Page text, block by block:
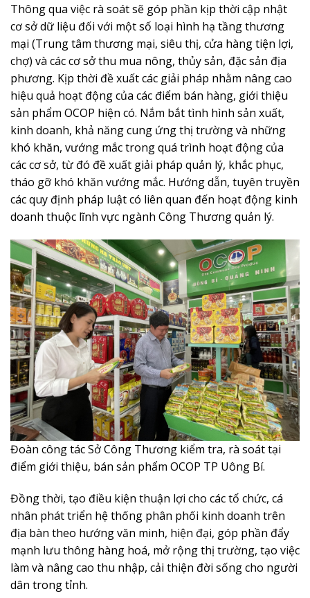
Thông qua việc rà soát sẽ góp phần kịp thời cập nhật
cơ sở dữ liệu đối với một số loại hình hạ tầng thương
mại (Trung tâm thương mại, siêu thị, cửa hàng tiện lợi,
chợ) và các cơ sở thu mua nông, thủy sản, đặc sản địa
phương. Kịp thời đề xuất các giải pháp nhằm nâng cao
hiệu quả hoạt động của các điểm bán hàng, giới thiệu
sản phẩm OCOP hiện có. Nắm bắt tình hình sản xuất,
kinh doanh, khả năng cung ứng thị trường và những
khó khăn, vướng mắc trong quá trình hoạt động của
các cơ sở, từ đó đề xuất giải pháp quản lý, khắc phục,
tháo gỡ khó khăn vướng mắc. Hướng dẫn, tuyên truyền
các quy định pháp luật có liên quan đến hoạt động kinh
doanh thuộc lĩnh vực ngành Công Thương quản lý.
Đoàn công tác Sở Công Thương kiểm tra, rà soát tại
điểm giới thiệu, bán sản phẩm OCOP TP Uông Bí.
Đồng thời, tạo điều kiện thuận lợi cho các tổ chức, cá
nhân phát triển hệ thống phân phối kinh doanh trên
địa bàn theo hướng văn minh, hiện đại, góp phần đẩy
mạnh lưu thông hàng hoá, mở rộng thị trường, tạo việc
làm và nâng cao thu nhập, cải thiện đời sống cho người
dân trong tỉnh.